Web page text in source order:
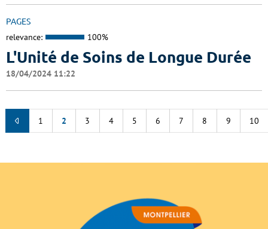
PAGES
relevance: 100%
L'Unité de Soins de Longue Durée
18/04/2024 11:22
1 2 3 4 5 6 7 8 9 10